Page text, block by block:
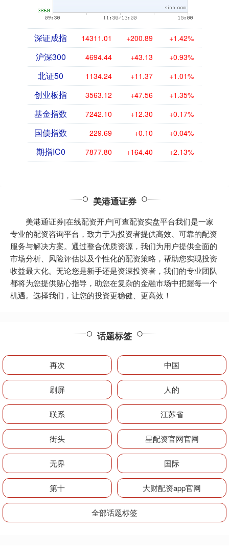
深证成指 14311.01 +200.89 +1.42%
沪深300 4694.44 +43.13 +0.93%
北证50 1134.24 +11.37 +1.01%
创业板指 3563.12 +47.56 +1.35%
基金指数 7242.10 +12.30 +0.17%
国债指数 229.69 +0.10 +0.04%
期指IC0 7877.80 +164.40 +2.13%
美港通证券
美港通证券|在线配资开户|可查配资实盘平台我们是一家
专业的配资咨询平台，致力于为投资者提供高效、可靠的配资
服务与解决方案。通过整合优质资源，我们为用户提供全面的
市场分析、风险评估以及个性化的配资策略，帮助您实现投资
收益最大化。无论您是新手还是资深投资者，我们的专业团队
都将为您提供贴心指导，助您在复杂的金融市场中把握每一个
机遇。选择我们，让您的投资更稳健、更高效！
话题标签
再次 中国
刷屏 人的
联系 江苏省
街头 星配资官网官网
无界 国际
第十 大财配资app官网
全部话题标签